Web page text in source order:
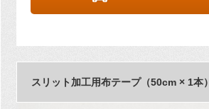
スリット加工用布テープ（50cm × 1本）